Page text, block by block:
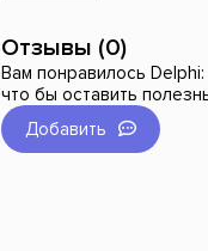
Отзывы (0)
Вам понравилось Delphi:
что бы оставить
Добавить